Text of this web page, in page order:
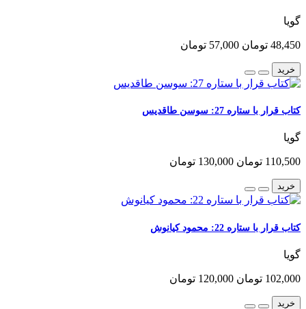
گویا
48,450 تومان 57,000 تومان
خرید
کتاب قرار با ستاره 27: سوسن طاقدیس
گویا
110,500 تومان 130,000 تومان
خرید
کتاب قرار با ستاره 22: محمود کیانوش
گویا
102,000 تومان 120,000 تومان
خرید